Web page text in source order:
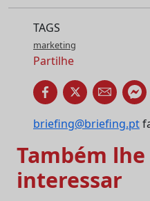
TAGS
marketing
Partilhe
briefing@briefing.pt
Também
interessar